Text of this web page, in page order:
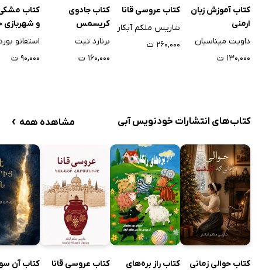
کتاب آموزش زبان
ارمنی
داویت میناسیان
۱۳۰,۰۰۰ ت
کتاب عروسی قانا
شاریس ملکم آبکار
۲۶۰,۰۰۰ ت
کتاب جادوی
کریسمس
برنارد تیت
۱۶۰,۰۰۰ ت
کتاب
و شهربازی
استفانو
۹۰,۰۰۰ ت
کتاب‌های انتشارات خودنویس‌ آبی مشاهده همه ›
کتاب حوالی زمانی
کتاب راز بره‌های
کتاب عروسی قانا
کتاب آن